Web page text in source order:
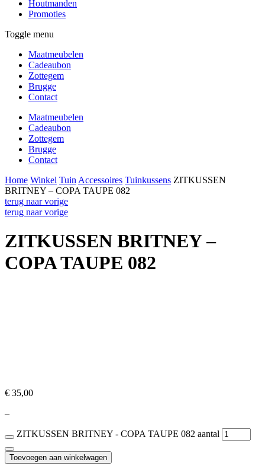
Houtmanden
Promoties
Toggle menu
Maatmeubelen
Cadeaubon
Zottegem
Brugge
Contact
Maatmeubelen
Cadeaubon
Zottegem
Brugge
Contact
Home Winkel Tuin Accessoires Tuinkussens ZITKUSSEN
BRITNEY – COPA TAUPE 082
terug naar vorige
terug naar vorige
ZITKUSSEN BRITNEY –
COPA TAUPE 082
€ 35,00
–
ZITKUSSEN BRITNEY - COPA TAUPE 082 aantal
Toevoegen aan winkelwagen